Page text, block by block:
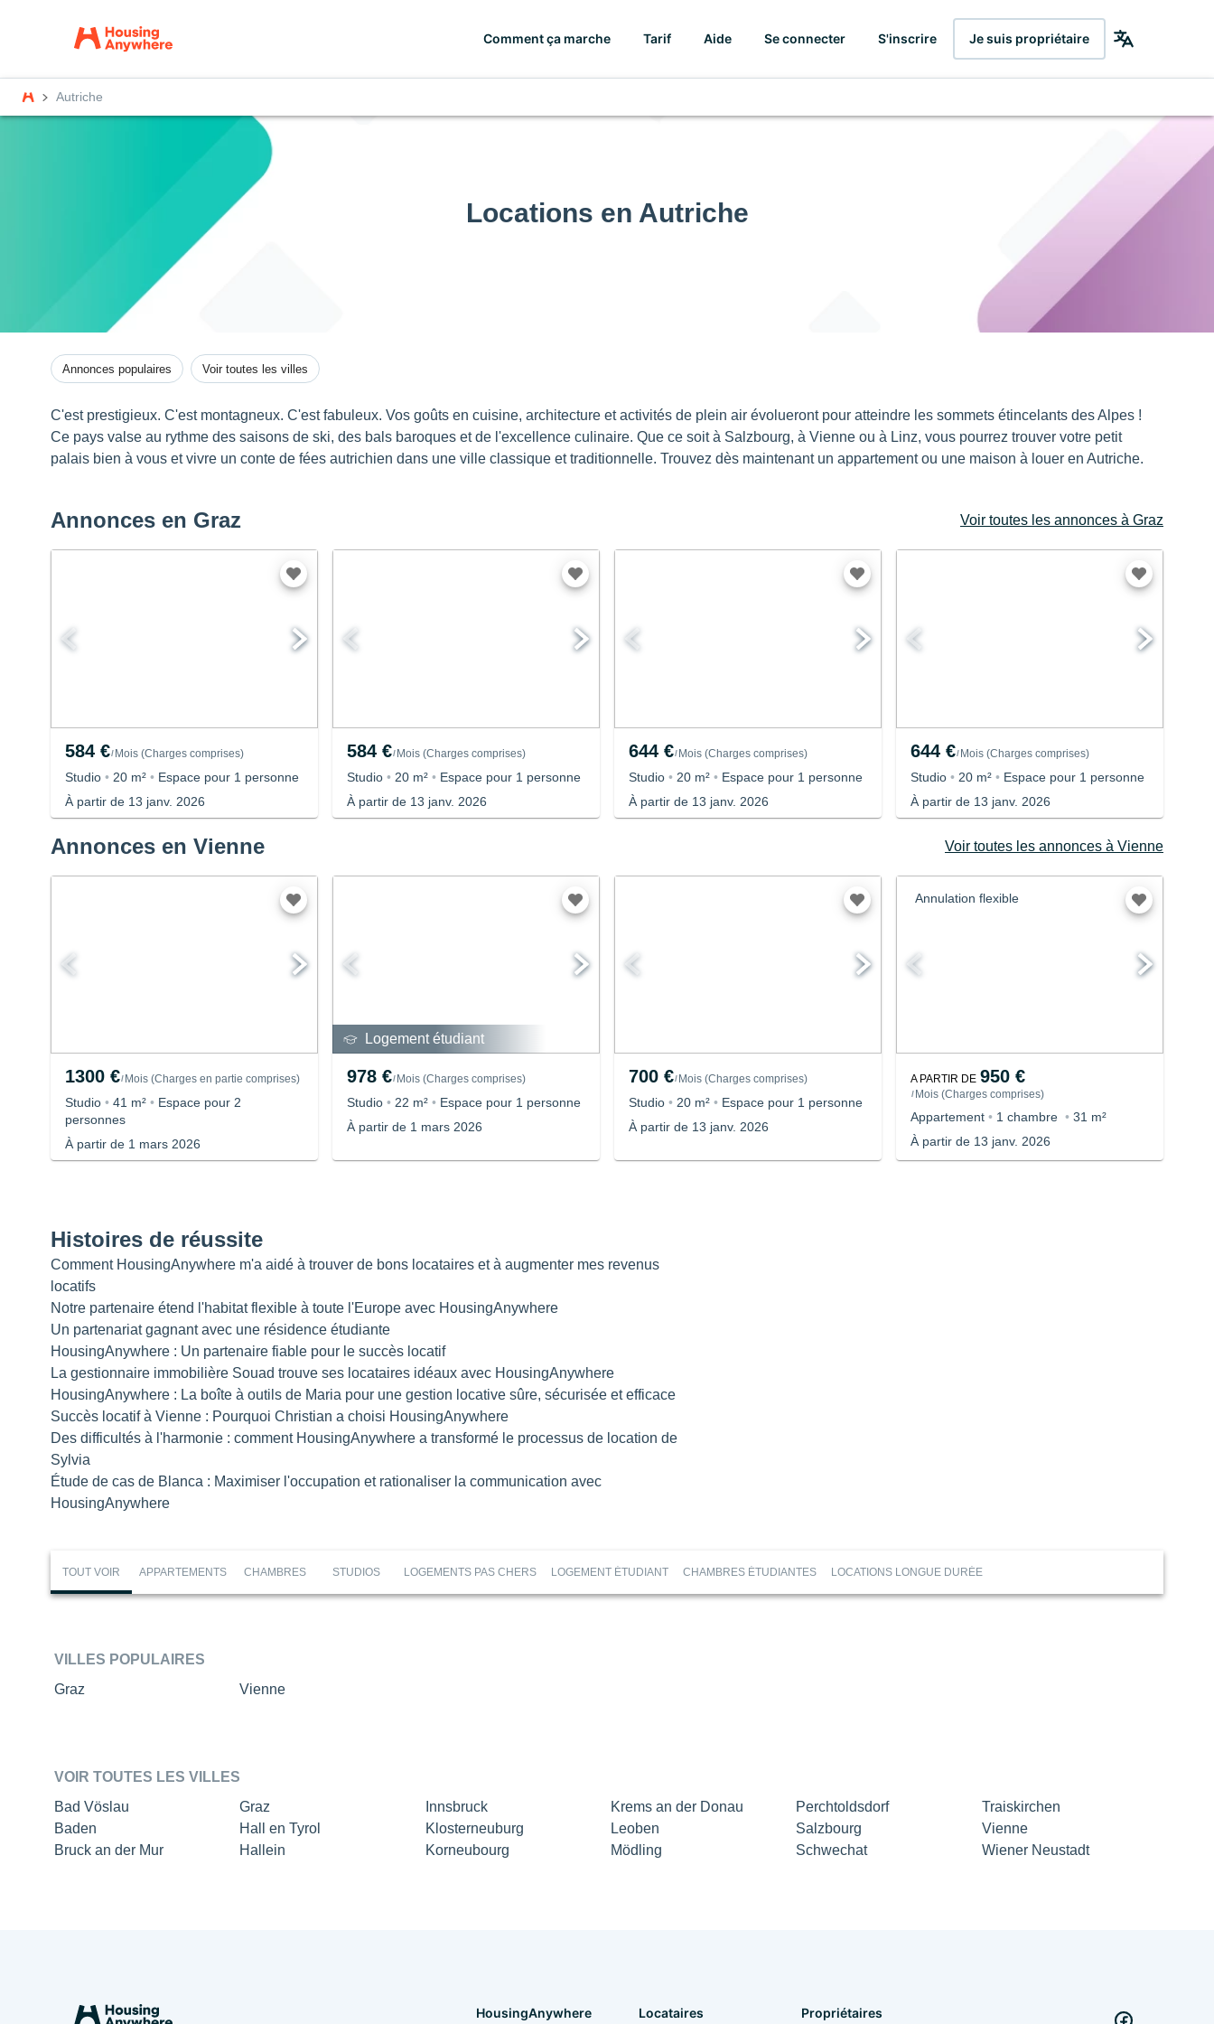
Comment ça marche Tarif Aide Se connecter S'inscrire Je suis propriétaire
Autriche
Locations en Autriche
Annonces populaires Voir toutes les villes
C'est prestigieux. C'est montagneux. C'est fabuleux. Vos goûts en cuisine, architecture et activités de plein air évolueront pour atteindre les sommets étincelants des Alpes !
Ce pays valse au rythme des saisons de ski, des bals baroques et de l'excellence culinaire. Que ce soit à Salzbourg, à Vienne ou à Linz, vous pourrez trouver votre petit
palais bien à vous et vivre un conte de fées autrichien dans une ville classique et traditionnelle. Trouvez dès maintenant un appartement ou une maison à louer en Autriche.
Annonces en Graz Voir toutes les annonces à Graz
584 €/Mois (Charges comprises)
Studio • 20 m² • Espace pour 1 personne
À partir de 13 janv. 2026
584 €/Mois (Charges comprises)
Studio • 20 m² • Espace pour 1 personne
À partir de 13 janv. 2026
644 €/Mois (Charges comprises)
Studio • 20 m² • Espace pour 1 personne
À partir de 13 janv. 2026
644 €/Mois (Charges comprises)
Studio • 20 m² • Espace pour 1 personne
À partir de 13 janv. 2026
Annonces en Vienne Voir toutes les annonces à Vienne
1300 €/ Mois (Charges en partie comprises)
Studio • 41 m² • Espace pour 2
personnes
À partir de 1 mars 2026
Logement étudiant
978 €/ Mois (Charges comprises)
Studio • 22 m² • Espace pour 1 personne
À partir de 1 mars 2026
700 €/ Mois (Charges comprises)
Studio • 20 m² • Espace pour 1 personne
À partir de 13 janv. 2026
Annulation flexible
A PARTIR DE 950 €
/ Mois (Charges comprises)
Appartement • 1 chambre • 31 m²
À partir de 13 janv. 2026
Histoires de réussite
Comment HousingAnywhere m'a aidé à trouver de bons locataires et à augmenter mes revenus
locatifs
Notre partenaire étend l'habitat flexible à toute l'Europe avec HousingAnywhere
Un partenariat gagnant avec une résidence étudiante
HousingAnywhere : Un partenaire fiable pour le succès locatif
La gestionnaire immobilière Souad trouve ses locataires idéaux avec HousingAnywhere
HousingAnywhere : La boîte à outils de Maria pour une gestion locative sûre, sécurisée et efficace
Succès locatif à Vienne : Pourquoi Christian a choisi HousingAnywhere
Des difficultés à l'harmonie : comment HousingAnywhere a transformé le processus de location de
Sylvia
Étude de cas de Blanca : Maximiser l'occupation et rationaliser la communication avec
HousingAnywhere
TOUT VOIR APPARTEMENTS CHAMBRES STUDIOS LOGEMENTS PAS CHERS LOGEMENT ÉTUDIANT CHAMBRES ÉTUDIANTES LOCATIONS LONGUE DURÉE
VILLES POPULAIRES
Graz
Vienne
VOIR TOUTES LES VILLES
Bad Vöslau
Baden
Bruck an der Mur
Graz
Hall en Tyrol
Hallein
Innsbruck
Klosterneuburg
Korneubourg
Krems an der Donau
Leoben
Mödling
Perchtoldsdorf
Salzbourg
Schwechat
Traiskirchen
Vienne
Wiener Neustadt
HousingAnywhere Locataires Propriétaires